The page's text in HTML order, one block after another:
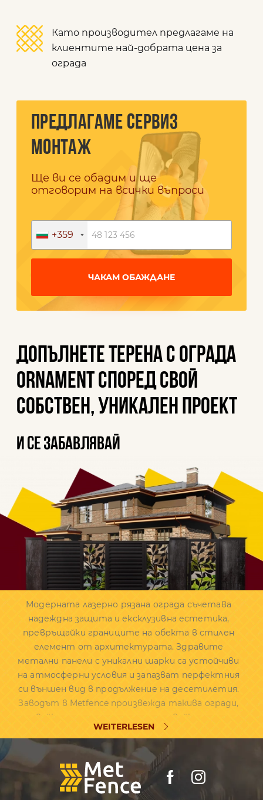
Като производител предлагаме на
клиентите най-добрата цена за
ограда
ПРЕДЛАГАМЕ СЕРВИЗ
МОНТАЖ
Ще ви се обадим и ще
отговорим на всички въпроси
+359
ЧАКАМ ОБАЖДАНЕ
Допълнете терена с ограда
ORNAMENT според свой
собствен, уникален проект
и се забавлявай
Модерната лазерно рязана ограда съчетава
надеждна защита и ексклузивна естетика,
превръщайки границите на обекта в стилен
елемент от архитектурата. Здравите
метални панели с уникални шарки са устойчиви
на атмосферни условия и запазват перфектния
си външен вид в продължение на десетилетия.
Заводът в Metfence произвежда такива огради,
спазвайки технологиите и използвайки модерно
оборудване, гарантирайки високо качество и
безупречна точност на всеки детайл.
КАКВО Е ЛАЗЕРНО РЯЗАНА ОГРАДА
Плазмено рязаната ограда е изработена от
WEITERLESEN